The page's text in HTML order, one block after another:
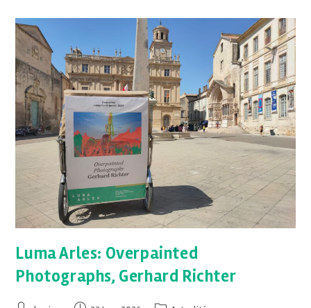
Luma Arles: Overpainted
Photographs, Gerhard Richter